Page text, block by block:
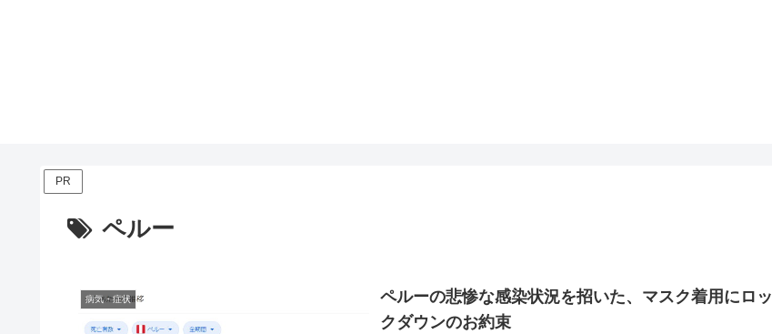
PR
ペルー
病気・症状
ペルーの悲惨な感染状況を招いた、マスク着用にロッ
クダウンのお約束